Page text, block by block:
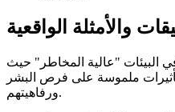
والأمثلة الواقعية
في البيئات "عالية المخاطر" حيث
ملموسة على فرص البشر
ورفاهيتهم.